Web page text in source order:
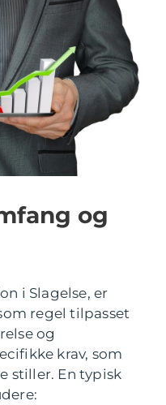
og
i Slagelse, er
regel tilpasset
og
krav, som
stiller. En typisk